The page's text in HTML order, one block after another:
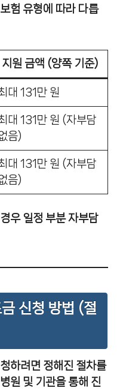
험 유형에 따라 다릅
지원 금액 (양쪽 기준)
대 131만 원
대 131만 원 (자부담
음)
대 131만 원 (자부담
음)
우 일정 부분 자부담
신청 방법 (절
하려면 정해진 절차를
원 및 기관을 통해 진